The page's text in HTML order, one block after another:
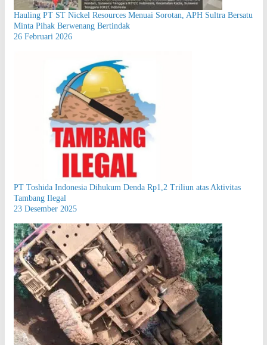
Hauling PT ST Nickel Resources Menuai Sorotan, APH Sultra Bersatu
Minta Pihak Berwenang Bertindak
26 Februari 2026
PT Toshida Indonesia Dihukum Denda Rp1,2 Triliun atas Aktivitas
Tambang Ilegal
23 Desember 2025